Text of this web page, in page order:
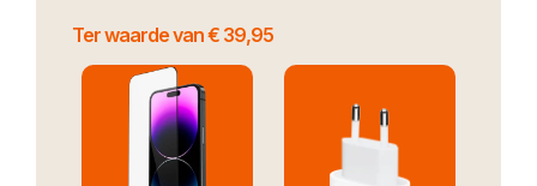
Ter waarde van € 39,95